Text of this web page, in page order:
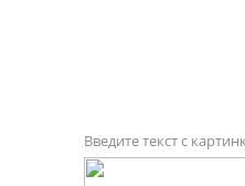
Введите текст с